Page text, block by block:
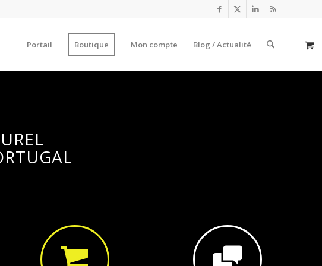
Portail Boutique Mon compte Blog / Actualité